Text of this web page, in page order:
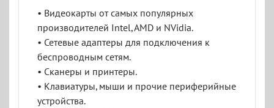
• Видеокарты от самых популярных
производителей Intel, AMD и NVidia.
• Сетевые адаптеры для подключения к
беспроводным сетям.
• Сканеры и принтеры.
• Клавиатуры, мыши и прочие периферийные
устройства.